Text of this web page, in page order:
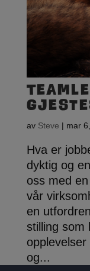
av Steve | mar
Hva er
dyktig og
oss med
vår
en
stilling som
og...